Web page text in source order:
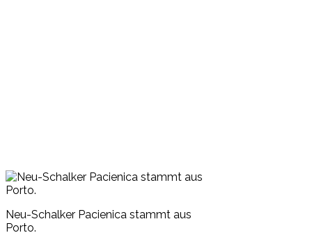
Neu-Schalker Pacienica stammt aus
Porto.